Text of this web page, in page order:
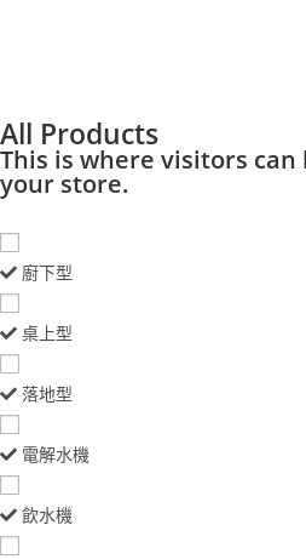
All Products
This is where visitors
your store.
廚下型
桌上型
落地型
電解水機
飲水機